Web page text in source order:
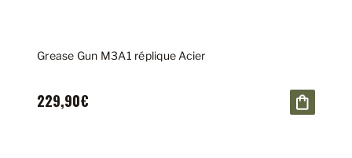
Grease Gun M3A1 réplique Acier
229,90€